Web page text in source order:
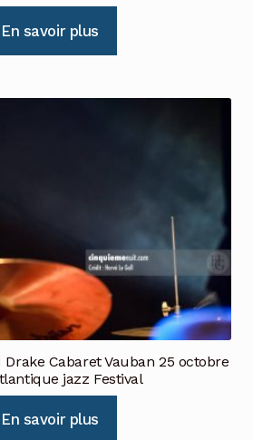
En savoir plus
Cabaret Vauban 25 octobre
jazz Festival
En savoir plus